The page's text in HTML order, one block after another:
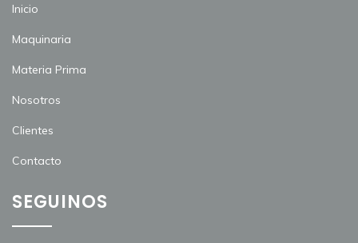
Inicio
Maquinaria
Materia Prima
Nosotros
Clientes
Contacto
SEGUINOS